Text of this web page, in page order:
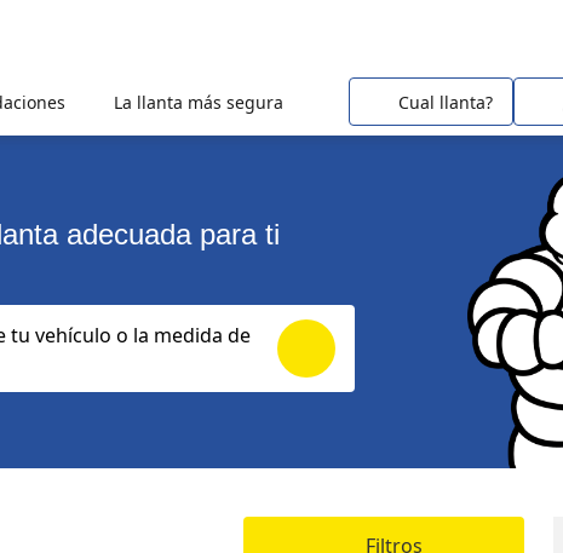
La llanta más segura Cual llanta?
adecuada para ti
tu vehículo o la medida de
Filtros